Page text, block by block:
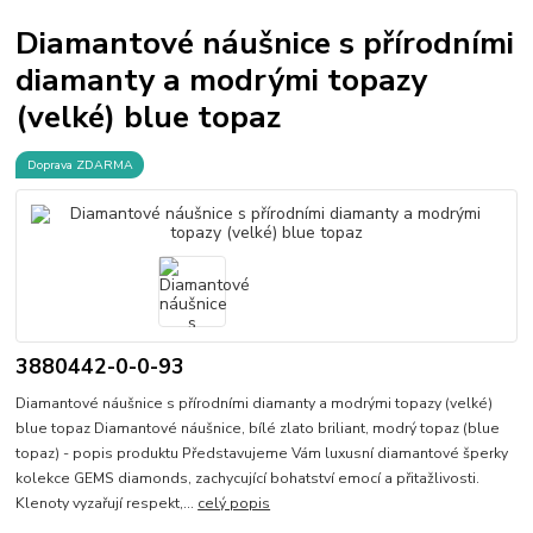
Diamantové náušnice s přírodními
diamanty a modrými topazy
(velké) blue topaz
Doprava ZDARMA
3880442-0-0-93
Diamantové náušnice s přírodními diamanty a modrými topazy (velké)
blue topaz Diamantové náušnice, bílé zlato briliant, modrý topaz (blue
topaz) - popis produktu Představujeme Vám luxusní diamantové šperky
kolekce GEMS diamonds, zachycující bohatství emocí a přitažlivosti.
Klenoty vyzařují respekt,... celý popis